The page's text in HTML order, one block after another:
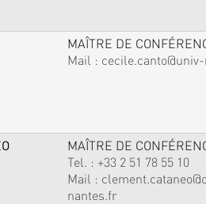
MAÎTRE DE
Mail :
MAÎTRE DE
Tel. : +33 2 51 78 55 10
Mail :
nantes.fr